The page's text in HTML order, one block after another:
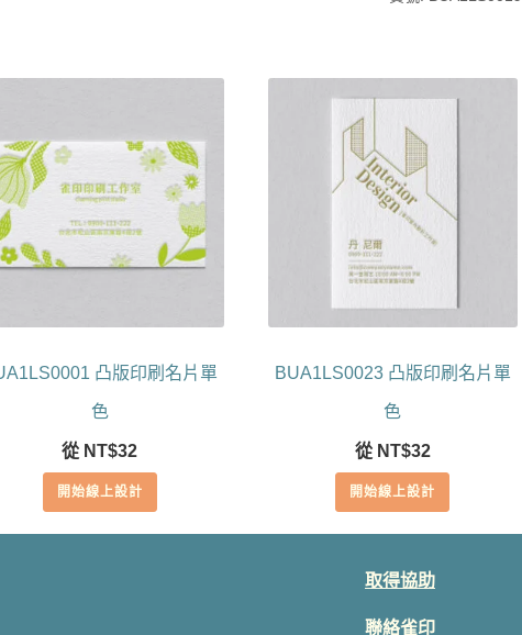
凸版印刷名片單
色
從 NT$32
開始線上設計
BUA1LS0023 凸版印刷名片單
色
從 NT$32
開始線上設計
取得協助
聯絡雀印